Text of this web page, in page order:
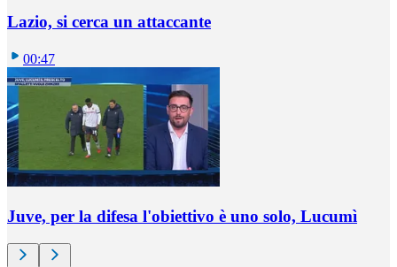
Lazio, si cerca un attaccante
00:47
Juve, per la difesa l'obiettivo è uno solo, Lucumì